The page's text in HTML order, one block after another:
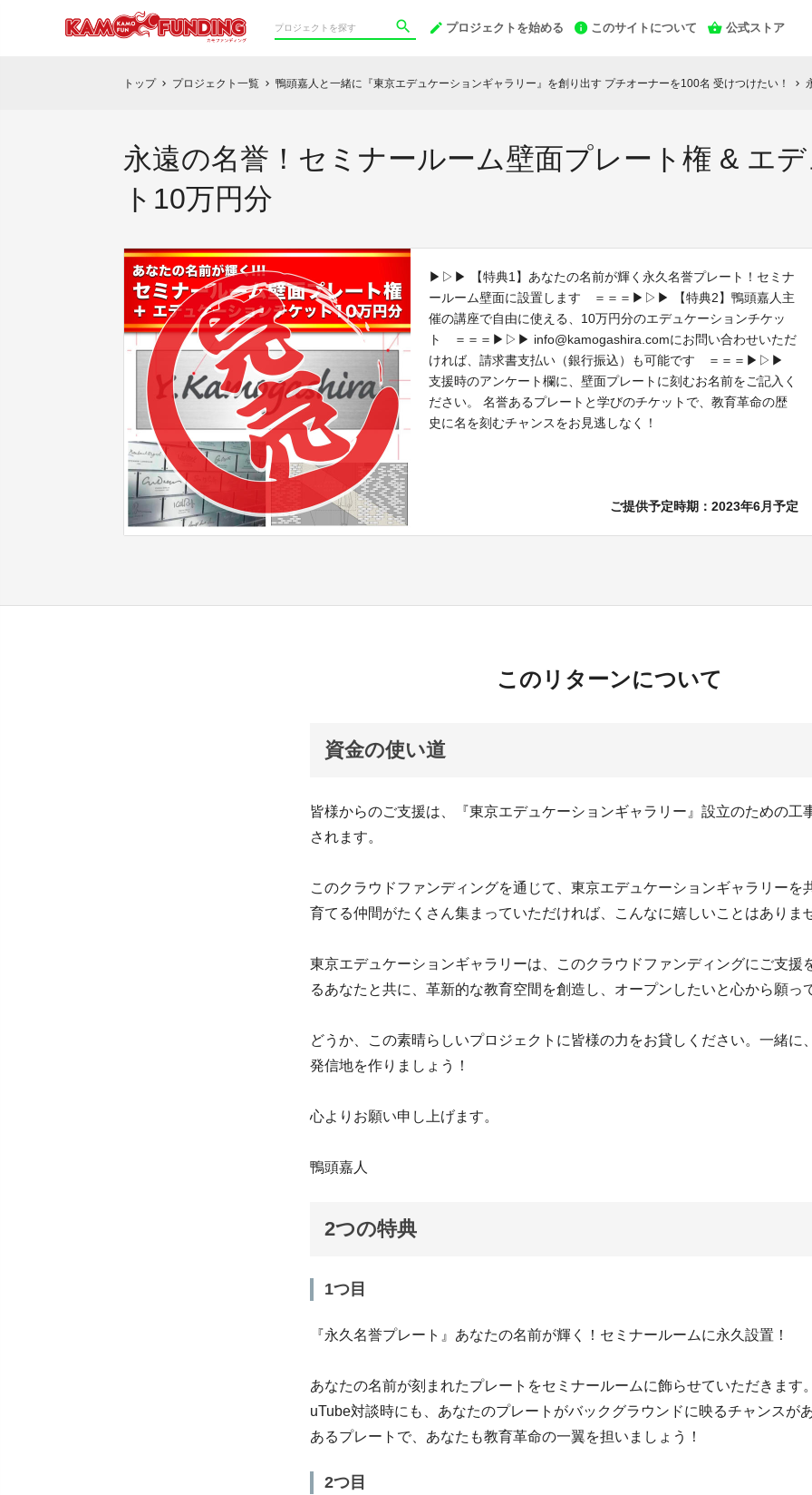
プロジェクトを始める このサイトについて 公式ストア
トップ chevron_right プロジェクト一覧 chevron_right 鴨頭嘉人と一緒に『東京エデュケーションギャラリー』を創り出す プチオーナーを100名 受けつけたい！ chevron_right
永遠の名誉！セミナールーム壁面プレート権 & エ
ト10万円分
▶▷▶ 【特典1】あなたの名前が輝く永久名誉プレート！セミナ
ールーム壁面に設置します ＝＝＝▶▷▶ 【特典2】鴨頭嘉人主
催の講座で自由に使える、10万円分のエデュケーションチケッ
ト ＝＝＝▶▷▶ info@kamogashira.comにお問い合わせいただ
ければ、請求書支払い（銀行振込）も可能です ＝＝＝▶▷▶
支援時のアンケート欄に、壁面プレートに刻むお名前をご記入く
ださい。 名誉あるプレートと学びのチケットで、教育革命の歴
史に名を刻むチャンスをお見逃しなく！
ご提供予定時期：2023年6月予定
このリターンについて
資金の使い道
皆様からのご支援は、『東京エデュケーションギャラリー』設立のための工
されます。
このクラウドファンディングを通じて、東京エデュケーションギャラリーを
育てる仲間がたくさん集まっていただければ、こんなに嬉しいことはありま
東京エデュケーションギャラリーは、このクラウドファンディングにご支援
るあなたと共に、革新的な教育空間を創造し、オープンしたいと心から願っ
どうか、この素晴らしいプロジェクトに皆様の力をお貸しください。一緒に
発信地を作りましょう！
心よりお願い申し上げます。
鴨頭嘉人
2つの特典
1つ目
『永久名誉プレート』あなたの名前が輝く！セミナールームに永久設置！
あなたの名前が刻まれたプレートをセミナールームに飾らせていただきます
uTube対談時にも、あなたのプレートがバックグラウンドに映るチャンスが
あるプレートで、あなたも教育革命の一翼を担いましょう！
2つ目